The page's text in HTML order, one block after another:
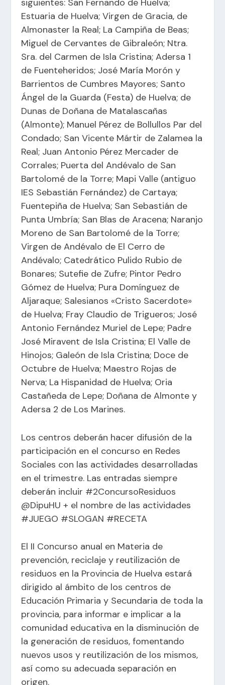
Estuaria de Huelva; Virgen de Gracia, de
Almonaster la Real; La Campiña de Beas;
Miguel de Cervantes de Gibraleón; Ntra.
Sra. del Carmen de Isla Cristina; Adersa 1
de Fuenteheridos; José María Morón y
Barrientos de Cumbres Mayores; Santo
Ángel de la Guarda (Festa) de Huelva; de
Dunas de Doñana de Matalascañas
(Almonte); Manuel Pérez de Bollullos Par del
Condado; San Vicente Mártir de Zalamea la
Real; Juan Antonio Pérez Mercader de
Corrales; Puerta del Andévalo de San
Bartolomé de la Torre; Mapi Valle (antiguo
IES Sebastián Fernández) de Cartaya;
Fuentepiña de Huelva; San Sebastián de
Punta Umbría; San Blas de Aracena; Naranjo
Moreno de San Bartolomé de la Torre;
Virgen de Andévalo de El Cerro de
Andévalo; Catedrático Pulido Rubio de
Bonares; Sutefie de Zufre; Pintor Pedro
Gómez de Huelva; Pura Domínguez de
Aljaraque; Salesianos «Cristo Sacerdote»
de Huelva; Fray Claudio de Trigueros; José
Antonio Fernández Muriel de Lepe; Padre
José Miravent de Isla Cristina; El Valle de
Hinojos; Galeón de Isla Cristina; Doce de
Octubre de Huelva; Maestro Rojas de
Nerva; La Hispanidad de Huelva; Oria
Castañeda de Lepe; Doñana de Almonte y
Adersa 2 de Los Marines.
Los centros deberán hacer difusión de la
participación en el concurso en Redes
Sociales con las actividades desarrolladas
en el trimestre. Las entradas siempre
deberán incluir #2ConcursoResiduos
@DipuHU + el nombre de las actividades
#JUEGO #SLOGAN #RECETA
El II Concurso anual en Materia de
prevención, reciclaje y reutilización de
residuos en la Provincia de Huelva estará
dirigido al ámbito de los centros de
Educación Primaria y Secundaria de toda la
provincia, para informar e implicar a la
comunidad educativa en la disminución de
la generación de residuos, fomentando
nuevos usos y reutilización de los mismos,
así como su adecuada separación en
origen.